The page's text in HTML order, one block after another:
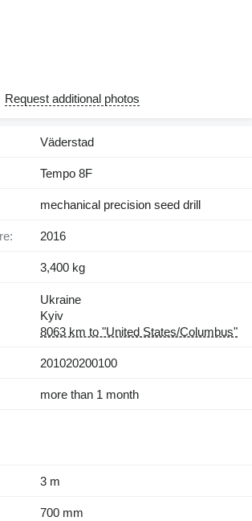
Request additional photos
Väderstad
Tempo 8F
mechanical precision seed drill
2016
3,400 kg
Ukraine
Kyiv
8063 km to "United States/Columbus"
201020200100
more than 1 month
3 m
700 mm